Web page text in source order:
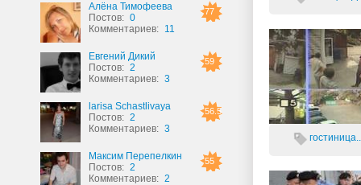
77
Алёна Тимофеева
Постов: 0
Комментариев: 11
59
Евгений Дикий
Постов: 2
Комментариев: 3
56.5
larisa Schastlivaya
Постов: 2
Комментариев: 3
55
Максим Перепелкин
Постов: 2
Комментариев: 2